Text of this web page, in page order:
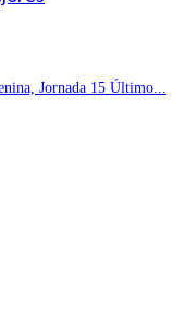
Jornada 15 Último...